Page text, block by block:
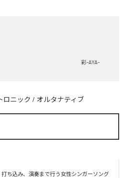
彩-AYA-
ロニック / オルタナティブ
ち込み、演奏まで行う女性シンガーソング